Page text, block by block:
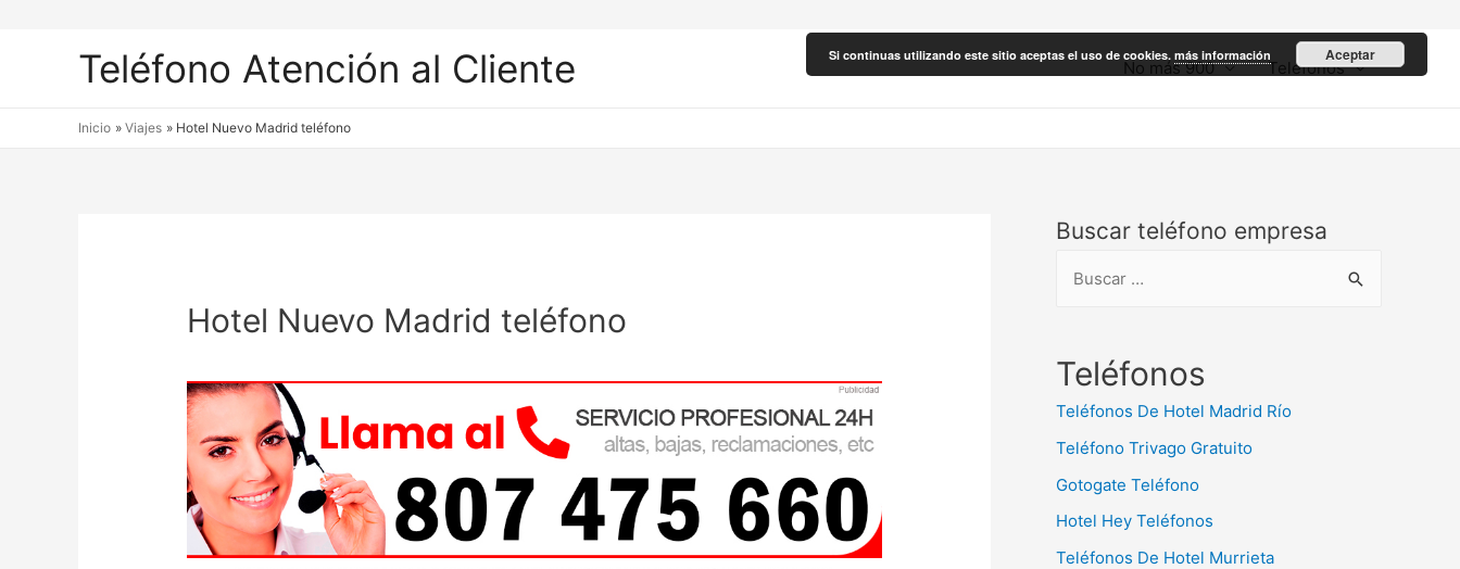
Teléfono Atención al Cliente No más 900 Teléfonos
Inicio Viajes Hotel Nuevo Madrid teléfono
Hotel Nuevo Madrid teléfono
Buscar teléfono empresa
c
Teléfonos
Teléfonos De Hotel Madrid Río
Teléfono Trivago Gratuito
Gotogate Teléfono
Hotel Hey Teléfonos
Teléfonos De Hotel Murrieta
Si continuas utilizando este sitio aceptas el uso de cookies. más información Aceptar